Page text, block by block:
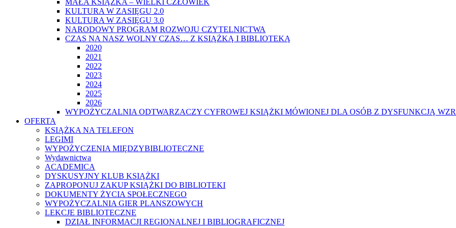
MAŁA KSIĄŻKA – WIELKI CZŁOWIEK
KULTURA W ZASIĘGU 2.0
KULTURA W ZASIĘGU 3.0
NARODOWY PROGRAM ROZWOJU CZYTELNICTWA
CZAS NA NASZ WOLNY CZAS… Z KSIĄŻKĄ I BIBLIOTEKĄ
2020
2021
2022
2023
2024
2025
2026
WYPOŻYCZALNIA ODTWARZACZY CYFROWEJ KSIĄŻKI MÓWIONEJ DLA OSÓB Z DYSFUNKCJĄ
OFERTA
KSIĄŻKA NA TELEFON
LEGIMI
WYPOŻYCZENIA MIĘDZYBIBLIOTECZNE
Wydawnictwa
ACADEMICA
DYSKUSYJNY KLUB KSIĄŻKI
ZAPROPONUJ ZAKUP KSIĄŻKI DO BIBLIOTEKI
DOKUMENTY ŻYCIA SPOŁECZNEGO
WYPOŻYCZALNIA GIER PLANSZOWYCH
LEKCJE BIBLIOTECZNE
DZIAŁ INFORMACJI REGIONALNEJ I BIBLIOGRAFICZNEJ